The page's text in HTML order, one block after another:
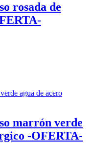
rosada de
marrón verde
-OFERTA-